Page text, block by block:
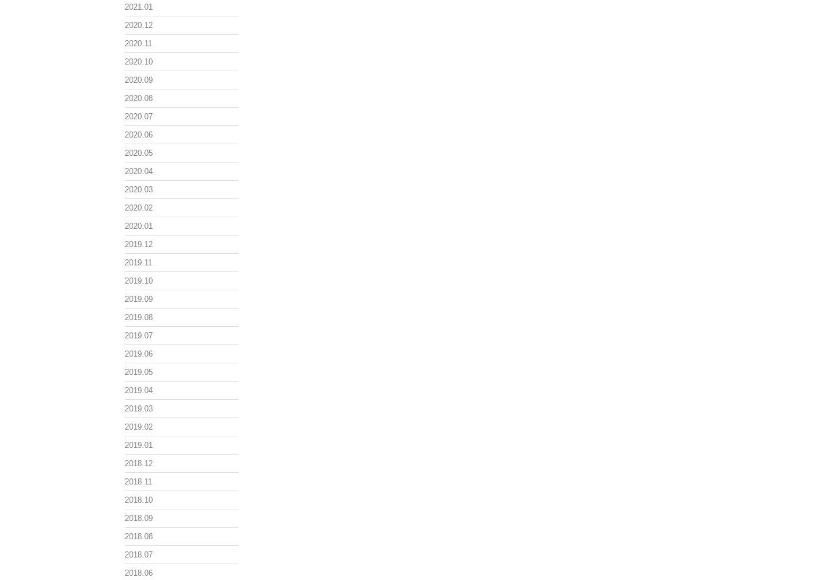
2021.01
2020.12
2020.11
2020.10
2020.09
2020.08
2020.07
2020.06
2020.05
2020.04
2020.03
2020.02
2020.01
2019.12
2019.11
2019.10
2019.09
2019.08
2019.07
2019.06
2019.05
2019.04
2019.03
2019.02
2019.01
2018.12
2018.11
2018.10
2018.09
2018.08
2018.07
2018.06